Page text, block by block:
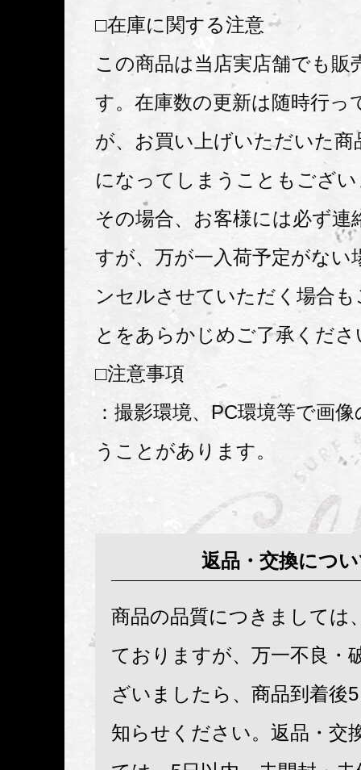
□在庫に関する注意
この商品は当店実店舗でも販
す。在庫数の更新は随時行っ
が、お買い上げいただいた商
になってしまうこともござ
その場合、お客様には必ず連
すが、万が一入荷予定がない
ンセルさせていただく場合
とをあらかじめご了承くださ
□注意事項
：撮影環境、PC環境等で画
うことがあります。
返品・交換につ
商品の品質につきましては
ておりますが、万一不良・
ざいましたら、商品到着後
知らせください。返品・交